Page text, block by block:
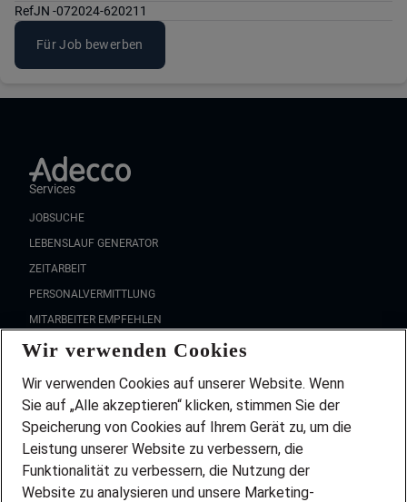
RefJN -072024-620211
Für Job bewerben
Services
JOBSUCHE
LEBENSLAUF GENERATOR
ZEITARBEIT
PERSONALVERMITTLUNG
MITARBEITER EMPFEHLEN
FAQ
Wir stellen ein!
DEINE BERUFSGRUPPE
DEINE LEBENSSITUATION
PARTNERSHIP WITH AIRBUS
INITIATIV BEWERBEN
Wir verwenden Cookies
Wir verwenden Cookies auf unserer Website. Wenn
Sie auf „Alle akzeptieren“ klicken, stimmen Sie der
Speicherung von Cookies auf Ihrem Gerät zu, um die
Leistung unserer Website zu verbessern, die
Funktionalität zu verbessern, die Nutzung der
Website zu analysieren und unsere Marketing-